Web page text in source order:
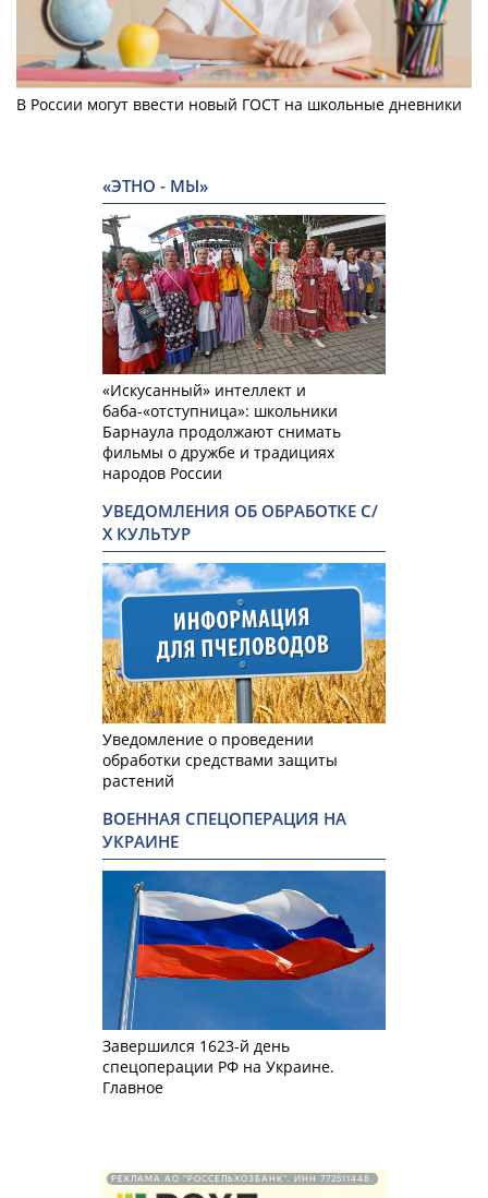
В России могут ввести новый ГОСТ на школьные дневники
«ЭТНО - МЫ»
«Искусанный» интеллект и
баба-«отступница»: школьники
Барнаула продолжают снимать
фильмы о дружбе и традициях
народов России
УВЕДОМЛЕНИЯ ОБ ОБРАБОТКЕ С/
Х КУЛЬТУР
Уведомление о проведении
обработки средствами защиты
растений
ВОЕННАЯ СПЕЦОПЕРАЦИЯ НА
УКРАИНЕ
Завершился 1623-й день
спецоперации РФ на Украине.
Главное
РЕКЛАМА АО "РОССЕЛЬХОЗБАНК". ИНН 772511448.